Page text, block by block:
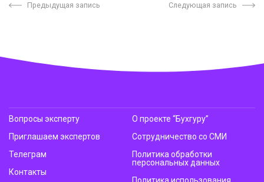
Предыдущая запись Следующая запись
Вопросы эксперту
Приглашаем экспертов
Телеграм
Контакты
О проекте “Бухгуру”
Сотрудничество со СМИ
Политика обработки
персональных данных